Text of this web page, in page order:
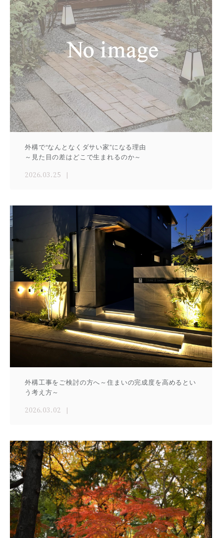
外構で“なんとなくダサい家”になる理由
～見た目の差はどこで生まれるのか～
2026.03.25
外構工事をご検討の方へ～住まいの完成度を高めるとい
う考え方～
2026.03.02